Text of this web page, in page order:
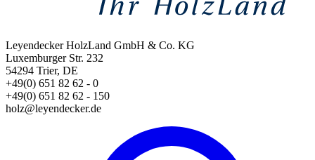
Leyendecker HolzLand GmbH & Co. KG
Luxemburger Str. 232
54294 Trier, DE
+49(0) 651 82 62 - 0
+49(0) 651 82 62 - 150
holz@leyendecker.de